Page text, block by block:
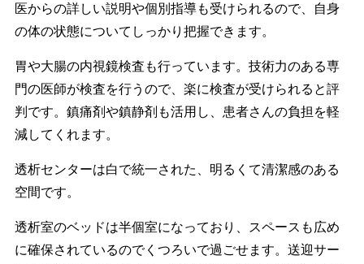
医からの詳しい説明や個別指導も受けられるので、自身
の体の状態についてしっかり把握できます。
胃や大腸の内視鏡検査も行っています。技術力のある専
門の医師が検査を行うので、楽に検査が受けられると評
判です。鎮痛剤や鎮静剤も活用し、患者さんの負担を軽
減してくれます。
透析センターは白で統一された、明るくて清潔感のある
空間です。
透析室のベッドは半個室になっており、スペースも広め
に確保されているのでくつろいで過ごせます。送迎サー